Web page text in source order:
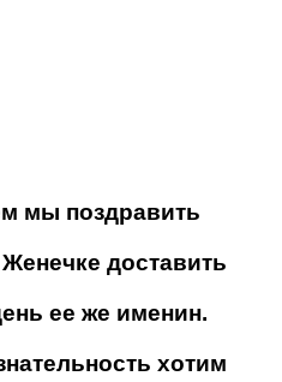
мы поздравить
доставить
ее же именин.
хотим